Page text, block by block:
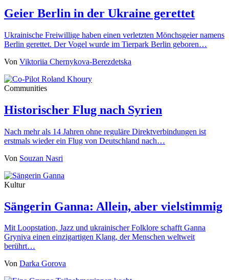
Geier Berlin in der Ukraine gerettet
Ukrainische Freiwillige haben einen verletzten Mönchsgeier namens
Berlin gerettet. Der Vogel wurde im Tierpark Berlin geboren…
Von Viktoriia Chernykova-Berezdetska
Communities
Historischer Flug nach Syrien
Nach mehr als 14 Jahren ohne reguläre Direktverbindungen ist
erstmals wieder ein Flug von Deutschland nach…
Von Souzan Nasri
Kultur
Sängerin Ganna: Allein, aber vielstimmig
Mit Loopstation, Jazz und ukrainischer Folklore schafft Ganna
Gryniva einen einzigartigen Klang, der Menschen weltweit
berührt…
Von Darka Gorova